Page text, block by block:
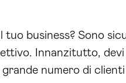
tuo business? Sono
Innanzitutto, devi
numero di